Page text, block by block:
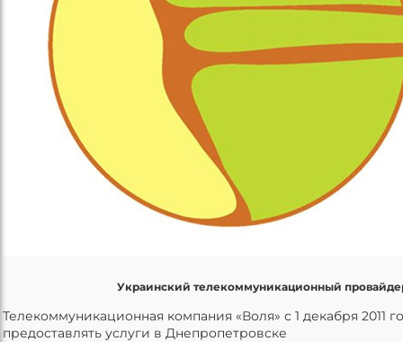
Украинский телекоммуникационный
Телекоммуникационная компания «Воля» с 1 декабря 2011
предоставлять услуги в Днепропетровске